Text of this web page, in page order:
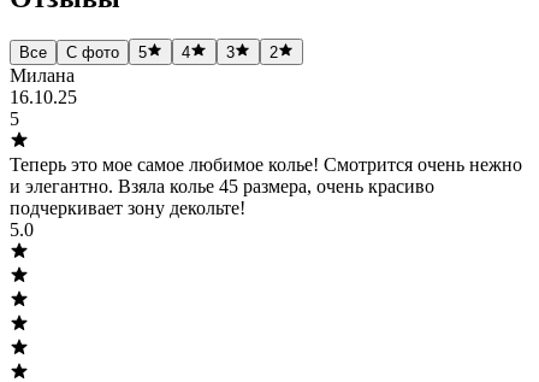
Все С фото 5 4 3 2
Милана
16.10.25
5
Теперь это мое самое любимое колье! Смотрится очень нежно
и элегантно. Взяла колье 45 размера, очень красиво
подчеркивает зону декольте!
5.0